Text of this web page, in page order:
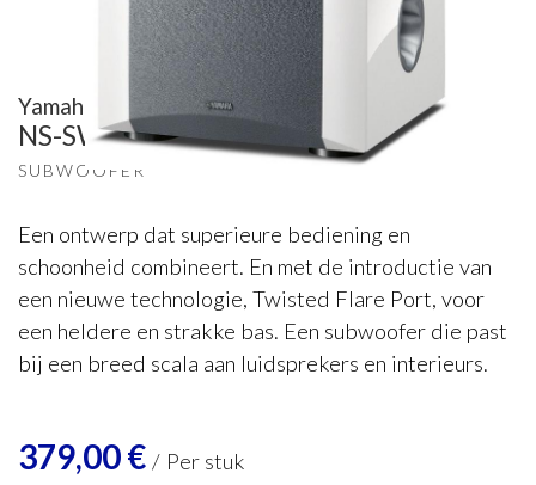
Yamaha
NS-SW200
SUBWOOFER
Een ontwerp dat superieure bediening en
schoonheid combineert. En met de introductie van
een nieuwe technologie, Twisted Flare Port, voor
een heldere en strakke bas. Een subwoofer die past
bij een breed scala aan luidsprekers en interieurs.
379,00€ / Per stuk